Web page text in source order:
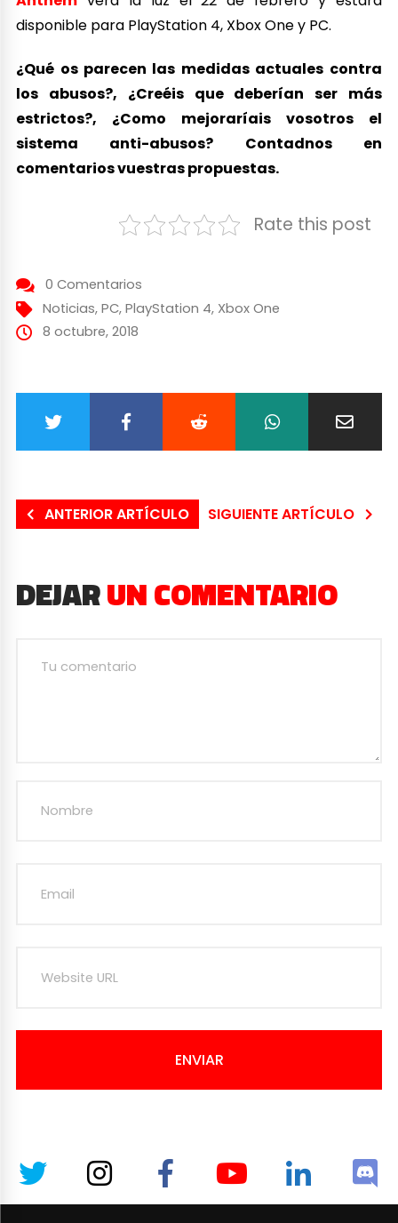
disponible para PlayStation 4, Xbox One y PC.
¿Qué os parecen las medidas actuales contra
los abusos?, ¿Creéis que deberían ser más
estrictos?, ¿Como mejoraríais vosotros el
sistema anti-abusos? Contadnos en
comentarios vuestras propuestas.
Rate this post
0 Comentarios
Noticias, PC, PlayStation 4, Xbox One
8 octubre, 2018
ANTERIOR ARTÍCULO SIGUIENTE ARTÍCULO
DEJARUN COMENTARIO
ENVIAR